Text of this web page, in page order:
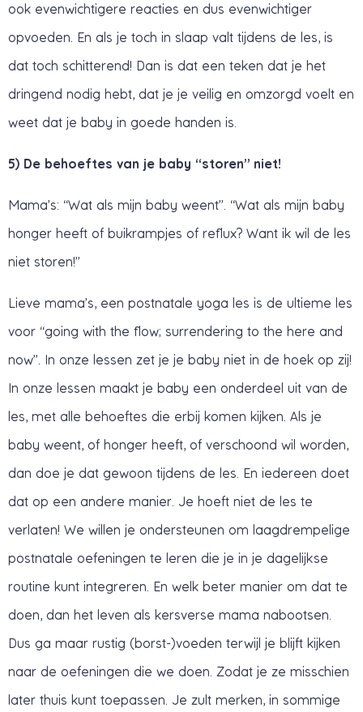
ook evenwichtigere reacties en dus evenwichtiger
opvoeden. En als je toch in slaap valt tijdens de les, is
dat toch schitterend! Dan is dat een teken dat je het
dringend nodig hebt, dat je je veilig en omzorgd voelt en
weet dat je baby in goede handen is.
5) De behoeftes van je baby “storen” niet!
Mama’s: “Wat als mijn baby weent”. “Wat als mijn baby
honger heeft of buikrampjes of reflux? Want ik wil de les
niet storen!”
Lieve mama’s, een postnatale yoga les is de ultieme les
voor “going with the flow; surrendering to the here and
now”. In onze lessen zet je je baby niet in de hoek op zij!
In onze lessen maakt je baby een onderdeel uit van de
les, met alle behoeftes die erbij komen kijken. Als je
baby weent, of honger heeft, of verschoond wil worden,
dan doe je dat gewoon tijdens de les. En iedereen doet
dat op een andere manier. Je hoeft niet de les te
verlaten! We willen je ondersteunen om laagdrempelige
postnatale oefeningen te leren die je in je dagelijkse
routine kunt integreren. En welk beter manier om dat te
doen, dan het leven als kersverse mama nabootsen.
Dus ga maar rustig (borst-)voeden terwijl je blijft kijken
naar de oefeningen die we doen. Zodat je ze misschien
later thuis kunt toepassen. Je zult merken, in sommige